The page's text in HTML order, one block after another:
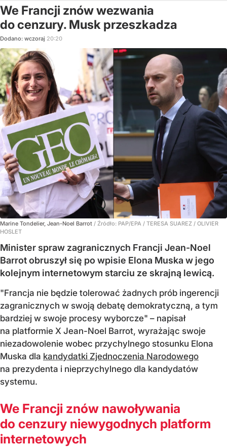
We Francji znów wezwania
do cenzury. Musk przeszkadza
Dodano: wczoraj 20:20
Marine Tondelier, Jean-Noel Barrot / Źródło: PAP/EPA / TERESA SUAREZ / OLIVIER
HOSLET
Minister spraw zagranicznych Francji Jean-Noel
Barrot obruszył się po wpisie Elona Muska w jego
kolejnym internetowym starciu ze skrajną lewicą.
"Francja nie będzie tolerować żadnych prób ingerencji
zagranicznych w swoją debatę demokratyczną, a tym
bardziej w swoje procesy wyborcze" – napisał
na platformie X Jean-Noel Barrot, wyrażając swoje
niezadowolenie wobec przychylnego stosunku Elona
Muska dla kandydatki Zjednoczenia Narodowego
na prezydenta i nieprzychylnego dla kandydatów
systemu.
We Francji znów nawoływania
do cenzury niewygodnych platform
internetowych